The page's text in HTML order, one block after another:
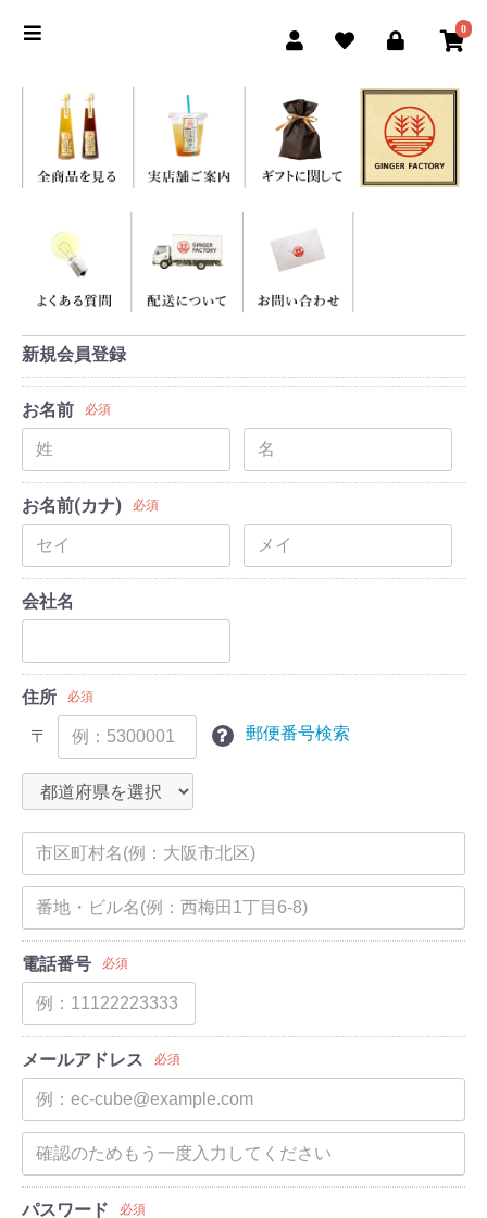
0
新規会員登録
お名前 必須
お名前(カナ) 必須
会社名
住所 必須
〒 郵便番号検索
電話番号 必須
メールアドレス 必須
パスワード 必須